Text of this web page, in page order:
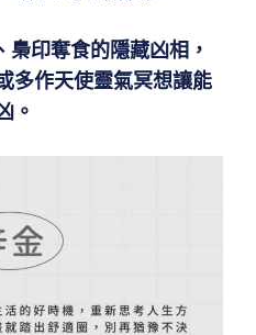
梟印奪食的隱藏凶相，
多作天使靈氣冥想讓能
。